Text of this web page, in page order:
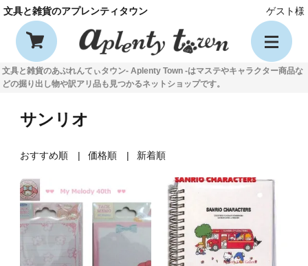
文具と雑貨のあぷれんてぃタウン- Aplenty Town -はマステやキャラクター商品な
どの掘り出し物や訳アリ品も見つかるネットショップです。
文具と雑貨のアプレンティタウン ゲスト様
サンリオ
おすすめ順 価格順 新着順